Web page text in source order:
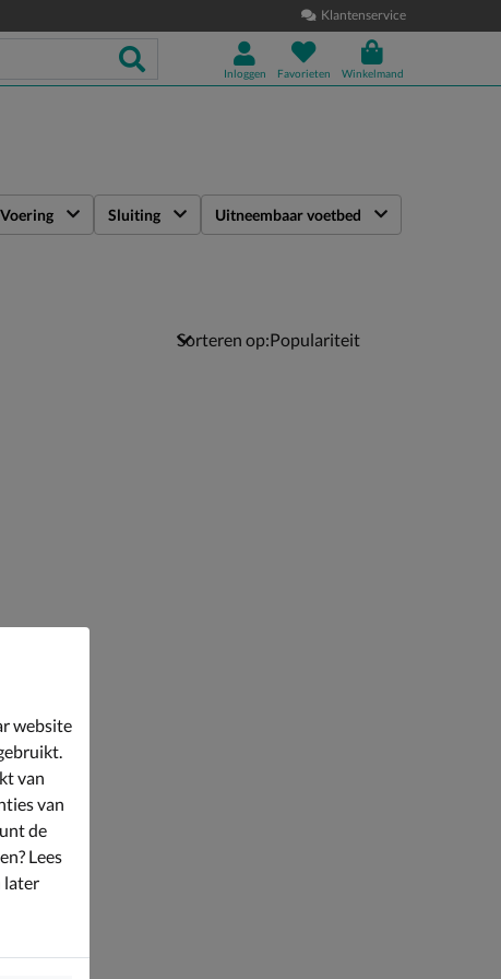
Klantenservice
Inloggen Favorieten Winkelmand
Voering Sluiting Uitneembaar voetbed
Sorteren op:
website
van
van
de
Lees
later